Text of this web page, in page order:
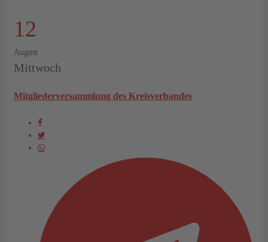
12
August
Mittwoch
Mitgliederversammlung des Kreisverbandes